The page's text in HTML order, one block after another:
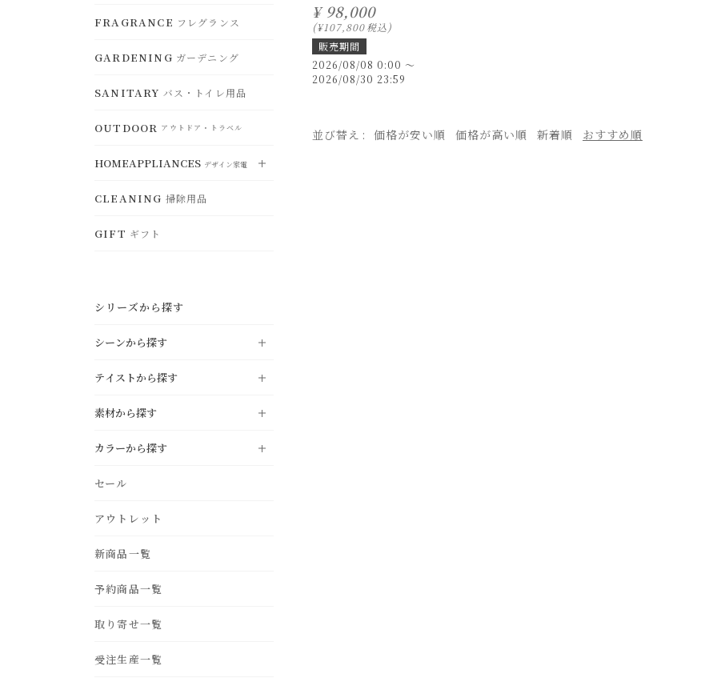
OTHER その他
CONTAINERS 小物入れ・トレー
HANGER ハンガー
CHAIR PAD チェアパッド
KITCHENWARE 鍋・調理器具
KITCHENCONTAINER ランチボッ
VIEW ALL すべて見る
ACCESSORY アクセサリー
HAT ハット
BAG バッグ
GOODS ファッション小物
STORAGE ジュエリーボックス・収納
WEAR ウェア
FRAGRANCE フレグランス
GARDENING ガーデニング
SANITARY バス・トイレ用品
OUTDOOR アウトドア・トラベル
HOMEAPPLIANCES デザイン家電
VIEW ALL すべて見る
ELECTRICFAN
HUMIDIFIER 加湿器
CLEANING 掃除用品
GIFT ギフト
シリーズから探す
シーンから探す
LIVING リビング
DINING ダイニング
KITCHEN キッチン
STUDY
BEDROOM
ENTRANCE
BATHROOM
GARDEN エクステリア・庭
テイストから探す
NATURAL
MODERN モダン
INDUSTRIAL
VINTAGE ヴィンテージ
COUNTRY
NORDIC STYLE
MOROCCAN
OUTDOOR
素材から探す
teak
iron
leather
カラーから探す
black
dark brown
blue
orange
セール
アウトレット
新商品一覧
予約商品一覧
取り寄せ一覧
受注生産一覧
¥ 98,000
¥107,800税込
販売期間
2026/08/08 0:00 〜
2026/08/30 23:59
並び替え 価格が安い順 価格が高い順 新着順 おすすめ順